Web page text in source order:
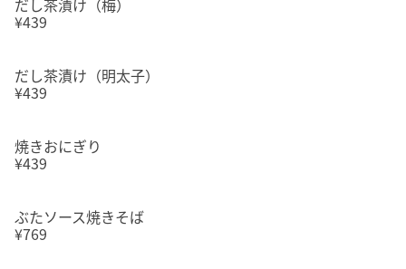
だし茶漬け（梅）
¥439
だし茶漬け（明太子）
¥439
焼きおにぎり
¥439
ぶたソース焼きそば
¥769